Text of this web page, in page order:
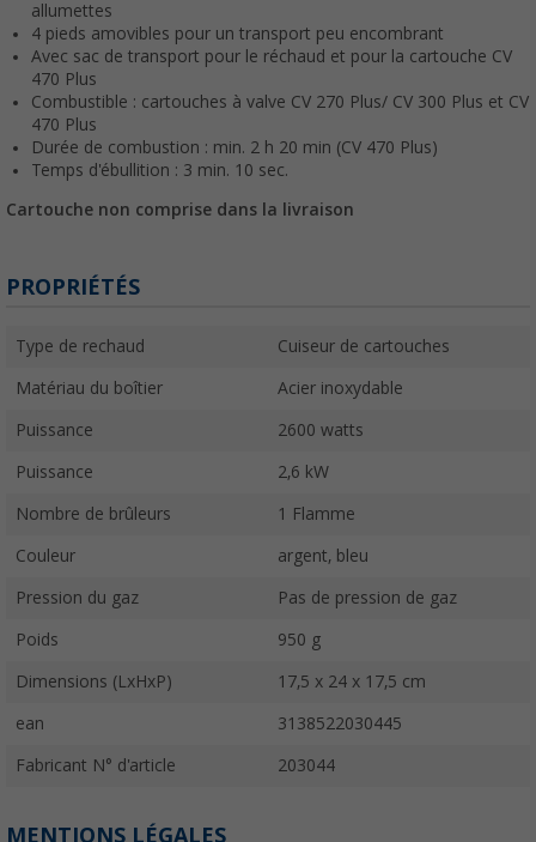
allumettes
4 pieds amovibles pour un transport peu encombrant
Avec sac de transport pour le réchaud et pour la cartouche CV
470 Plus
Combustible : cartouches à valve CV 270 Plus/ CV 300 Plus et CV
470 Plus
Durée de combustion : min. 2 h 20 min (CV 470 Plus)
Temps d'ébullition : 3 min. 10 sec.
Cartouche non comprise dans la livraison
PROPRIÉTÉS
Type de rechaud Cuiseur de cartouches
Matériau du boîtier Acier inoxydable
Puissance 2600 watts
Puissance 2,6 kW
Nombre de brûleurs 1 Flamme
Couleur argent, bleu
Pression du gaz Pas de pression de gaz
Poids 950 g
Dimensions (LxHxP) 17,5 x 24 x 17,5 cm
ean 3138522030445
Fabricant N° d'article 203044
MENTIONS LÉGALES